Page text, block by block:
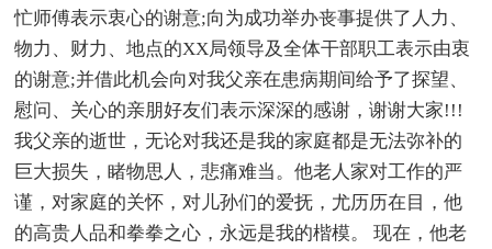
忙师傅表示衷心的谢意;向为成功举办丧事提供了人力、
物力、财力、地点的XX局领导及全体干部职工表示由衷
的谢意;并借此机会向对我父亲在患病期间给予了探望、
慰问、关心的亲朋好友们表示深深的感谢，谢谢大家!!!
我父亲的逝世，无论对我还是我的家庭都是无法弥补的
巨大损失，睹物思人，悲痛难当。他老人家对工作的严
谨，对家庭的关怀，对儿孙们的爱抚，尤历历在目，他
的高贵人品和拳拳之心，永远是我的楷模。 现在，他老